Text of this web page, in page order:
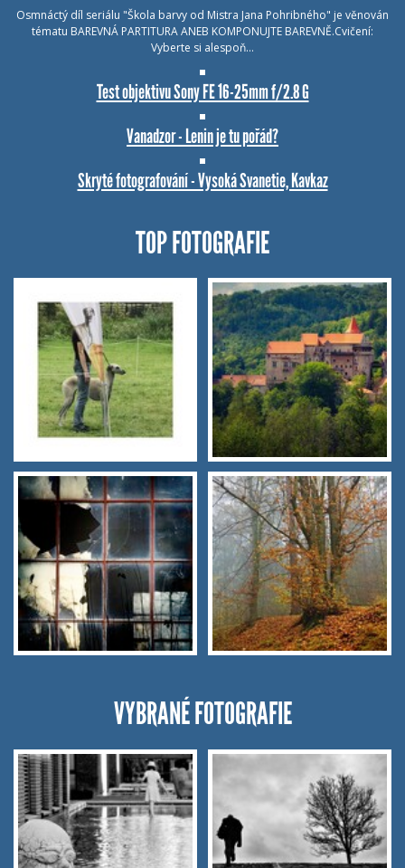
Osmnáctý díl seriálu "Škola barvy od Mistra Jana Pohribného" je věnován
tématu BAREVNÁ PARTITURA ANEB KOMPONUJTE BAREVNĚ.Cvičení:
Vyberte si alespoň…
Test objektivu Sony FE 16-25mm f/2.8 G
Vanadzor - Lenin je tu pořád?
Skryté fotografování - Vysoká Svanetie, Kavkaz
TOP FOTOGRAFIE
VYBRANÉ FOTOGRAFIE